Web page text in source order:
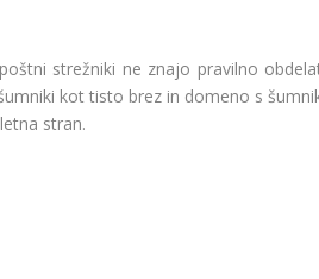
strežniki ne znajo pravilno
kot tisto brez in domeno s
stran.